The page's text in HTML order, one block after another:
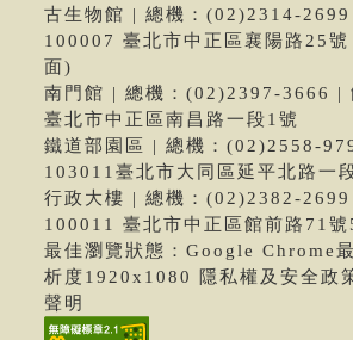
古生物館 | 總機：(02)2314-2699
100007 臺北市中正區襄陽路25
面)
南門館 | 總機：(02)2397-3666 |
臺北市中正區南昌路一段1號
鐵道部園區 | 總機：(02)2558-
103011臺北市大同區延平北路一
行政大樓 | 總機：(02)2382-2699
100011 臺北市中正區館前路71號
最佳瀏覽狀態：Google Chrome
析度1920x1080 隱私權及安全政
聲明